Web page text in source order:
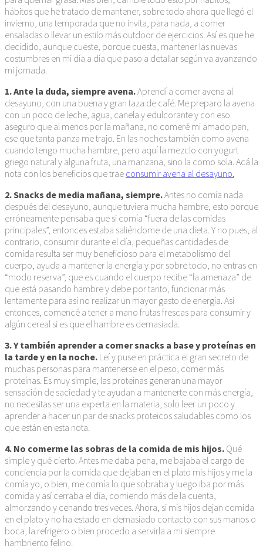
hábitos que he tratado de mantener, sobre todo ahora que llegó el
invierno, una temporada que no invita, para nada, a comer
ensaladas o llevar un estilo más outdoor de ejercicios. Así es que he
decidido, aunque cueste, porque cuesta, mantener las nuevas
costumbres en mi día a día que paso a detallar según va avanzando
mi jornada.
1. Ante la duda, siempre avena.Aprendí a comer avena al
desayuno, con una buena y gran taza de café. Me preparo la avena
con un poco de leche, agua, canela y edulcorante y con eso
aseguro que al menos por la mañana, no comeré mi amado pan,
ese que tanta panza me trajo. En las noches también como avena
cuando tengo mucha hambre, pero aquí la mezclo con yogurt
griego natural y alguna fruta, una manzana, sino la como sola. Acá la
nota con los beneficios que trae consumir avena al desayuno.
2. Snacks de media mañana, siempre.Antes no comía nada
después del desayuno, aunque tuviera mucha hambre, esto porque
erróneamente pensaba que si comía “fuera de las comidas
principales”, entonces estaba saliéndome de una dieta. Y no pues, al
contrario, consumir durante el día, pequeñas cantidades de
comida resulta ser muy beneficioso para el metabolismo del
cuerpo, ayuda a mantener la energía y por sobre todo, no entras en
“modo reserva”, que es cuando el cuerpo recibe “la amenaza” de
que está pasando hambre y debe por tanto, funcionar más
lentamente para así no realizar un mayor gasto de energía. Así
entonces, comencé a tener a mano frutas frescas para consumir y
algún cereal si es que el hambre es demasiada.
3. Y también aprender a comer snacks a base y proteínas en
la tarde y en la noche. Leí y puse en práctica el gran secreto de
muchas personas para mantenerse en el peso, comer más
proteínas. Es muy simple, las proteínas generan una mayor
sensación de saciedad y te ayudan a mantenerte con más energía,
no necesitas ser una experta en la materia, solo leer un poco y
aprender a hacer un par de snacks proteicos saludables como los
que están en esta nota.
4. No comerme las sobras de la comida de mis hijos. Qué
simple y qué cierto. Antes me daba pena, me bajaba el cargo de
conciencia por la comida que dejaban en el plato mis hijos y me la
comía yo, o bien, me comía lo que sobraba y luego iba por más
comida y así cerraba el día, comiendo más de la cuenta,
almorzando y cenando tres veces. Ahora, si mis hijos dejan comida
en el plato y no ha estado en demasiado contacto con sus manos o
boca, la refrigero o bien procedo a servirla a mi siempre
hambriento felino.